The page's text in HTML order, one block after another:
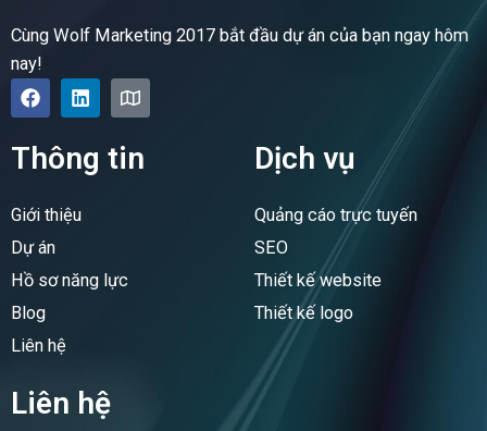
Cùng Wolf Marketing 2017 bắt đầu dự án của bạn ngay hôm
nay!
F
a
c
e
b
o
k
L
i
n
e
n
M
a
p
Thông tin
Giới thiệu
Dự án
Hồ sơ năng lực
Blog
Liên hệ
Dịch vụ
Quảng cáo trực tuyến
SEO
Thiết kế website
Thiết kế logo
Liên hệ